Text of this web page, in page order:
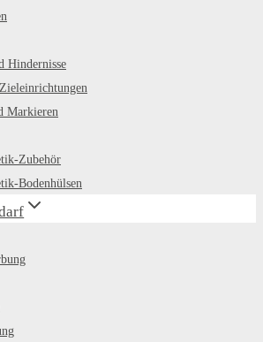
Hindernisse
Markieren
Zubehör
Bodenhülsen